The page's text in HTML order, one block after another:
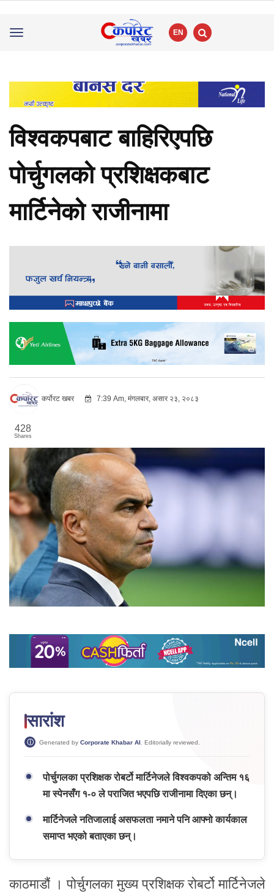
Toggle
EN
विश्वकपबाट बाहिरिएपछि
पोर्चुगलको प्रशिक्षकबाट
मार्टिनेको राजीनामा
कर्पोरट खबर 7:39 Am, मंगलबार, असार २३, २०८३
428
Shares
सारांश
Generated by Corporate Khabar AI . Editorially reviewed.
पोर्चुगलका प्रशिक्षक रोबर्टो मार्टिनेजले विश्वकपको अन्तिम १६
मा स्पेनसँग १-० ले पराजित भएपछि राजीनामा दिएका छन्।
मार्टिनेजले नतिजालाई असफलता नमाने पनि आफ्नो कार्यकाल
समाप्त भएको बताएका छन्।
काठमाडौं । पोर्चुगलका मुख्य प्रशिक्षक रोबर्टो मार्टिनेजले